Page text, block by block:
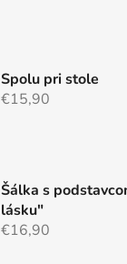
Spolu pri stole
€15,90
Šálka s
lásku"
€16,90